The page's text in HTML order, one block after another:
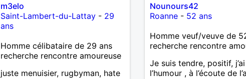
m3elo
Saint-Lambert-du-Lattay- 29
ans
Homme célibataire de 29 ans
recherche rencontre amoureuse
juste menuisier, rugbyman, hate
Nounours42
Roanne - 52 ans
Homme veuf/veuve de
recherche rencontre
Je suis tendre, positif,
l’humour , à l’écoute de